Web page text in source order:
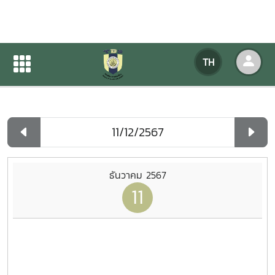
TH
ปฏิทินกิจกรรมของหน่วยงาน
ปฏิทินกิจกรรมของหน่วยงาน
ธันวาคม 2567
11